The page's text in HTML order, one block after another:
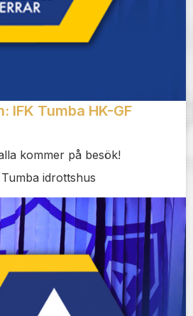
IFK Tumba HK-GF
kommer på besök!
idrottshus